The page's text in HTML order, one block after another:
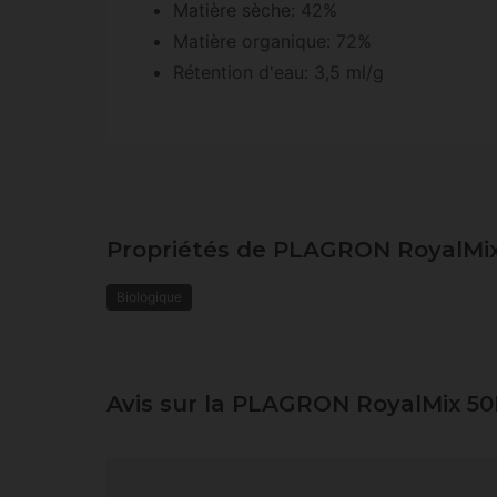
Matière sèche: 42%
Matière organique: 72%
Rétention d'eau: 3,5 ml/g
Propriétés de PLAGRON
Biologique
Avis sur la PLAGRON RoyalMix